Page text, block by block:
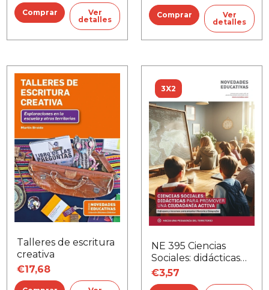
Ver
detalles
Ver
detalles
Talleres de escritura
creativa
€17,68
3X2
NE 395 Ciencias
Sociales: didácticas
para promover una
ciudadanía activa
€3,57